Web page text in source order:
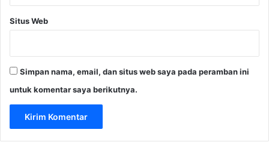
Situs Web
Simpan nama, email, dan situs web saya pada peramban ini
untuk komentar saya berikutnya.